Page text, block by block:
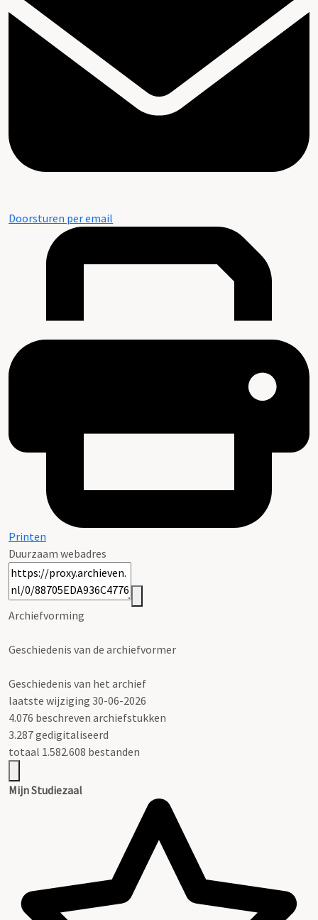
Doorsturen per email
Printen
Duurzaam webadres
Archiefvorming
Geschiedenis van de archiefvormer
Geschiedenis van het archief
laatste wijziging 30-06-2026
4.076 beschreven archiefstukken
3.287 gedigitaliseerd
totaal 1.582.608 bestanden
Mijn Studiezaal